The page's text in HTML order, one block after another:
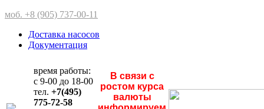
моб. +8 (905) 737-00-11
Доставка насосов
Документация
время работы:
с 9-00 до 18-00
тел. +7(495)
775-72-58
В связи с
ростом курса
валюты